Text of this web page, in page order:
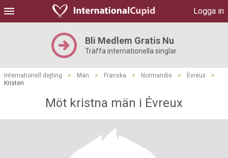
Logga in
Bli Medlem Gratis Nu
Träffa internationella singlar
Internationell dejting > Män > Franska > Normandie > Évreux
>
Kristen
Möt kristna män i Évreux